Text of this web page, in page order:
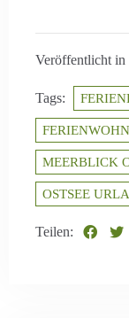
Veröffentlicht in
Tags:
MEERBLICK
OSTSEE
Teilen: